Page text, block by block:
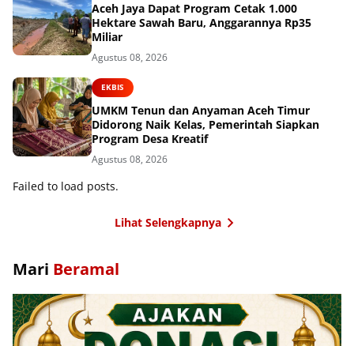
Aceh Jaya Dapat Program Cetak 1.000
Hektare Sawah Baru, Anggarannya Rp35
Miliar
Agustus 08, 2026
EKBIS
UMKM Tenun dan Anyaman Aceh Timur
Didorong Naik Kelas, Pemerintah Siapkan
Program Desa Kreatif
Agustus 08, 2026
Failed to load posts.
Lihat Selengkapnya
Mari Beramal